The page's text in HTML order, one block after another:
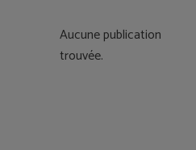
Aucune publication
trouvée.